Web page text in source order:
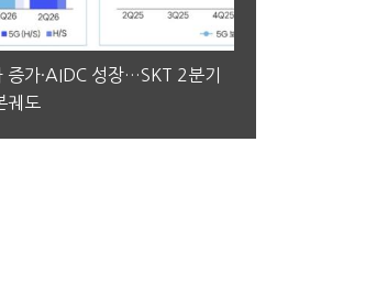
증가·AIDC 성장…SKT 2분기
궤도